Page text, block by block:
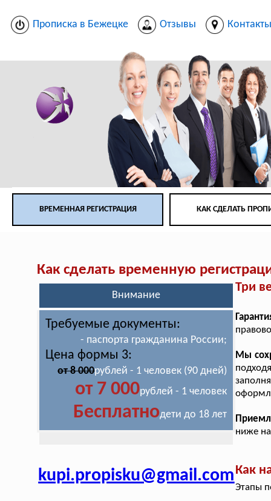
Прописка в Бежецке Отзывы
ВРЕМЕННАЯ РЕГИСТРАЦИЯ КАК СДЕЛАТЬ
Как сделать временную
Внимание
Требуемые документы:
- паспорта гражданина России;
Цена формы 3:
от 8 000рублей - 1 человек (90 дней)
от 7 000рублей - 1 человек
Бесплатнодети до 18 лет
kupi.propisku@gmail.com
Три
Мы
ниже
Как
Этапы